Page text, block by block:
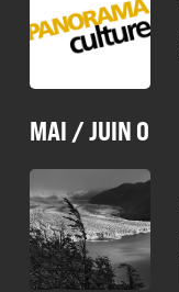
MAI / JUIN 0